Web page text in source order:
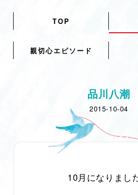
TOP
親切心エピソード
品川八潮
2015-10-04
10月になりまし